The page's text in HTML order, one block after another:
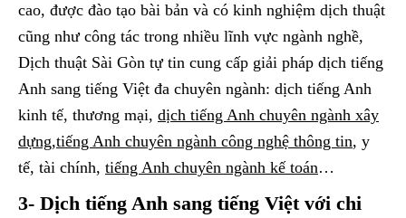
cao, được đào tạo bài bản và có kinh nghiệm dịch thuật
cũng như công tác trong nhiều lĩnh vực ngành nghề,
Dịch thuật Sài Gòn tự tin cung cấp giải pháp dịch tiếng
Anh sang tiếng Việt đa chuyên ngành: dịch tiếng Anh
kinh tế, thương mại, dịch tiếng Anh chuyên ngành xây
dựng,tiếng Anh chuyên ngành công nghệ thông tin, y
tế, tài chính, tiếng Anh chuyên ngành kế toán…
3- Dịch tiếng Anh sang tiếng Việt với chi